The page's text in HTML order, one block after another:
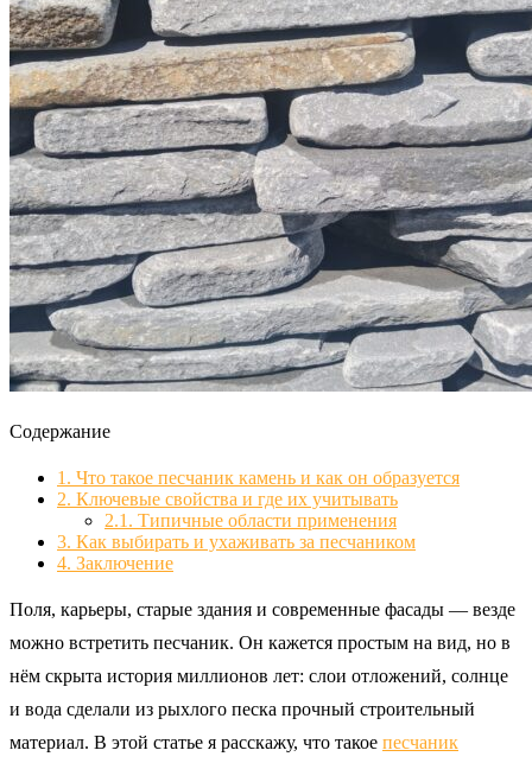
Содержание
1. Что такое песчаник камень и как он образуется
2. Ключевые свойства и где их учитывать
2.1. Типичные области применения
3. Как выбирать и ухаживать за песчаником
4. Заключение
Поля, карьеры, старые здания и современные фасады — везде
можно встретить песчаник. Он кажется простым на вид, но в
нём скрыта история миллионов лет: слои отложений, солнце
и вода сделали из рыхлого песка прочный строительный
материал. В этой статье я расскажу, что такое песчаник